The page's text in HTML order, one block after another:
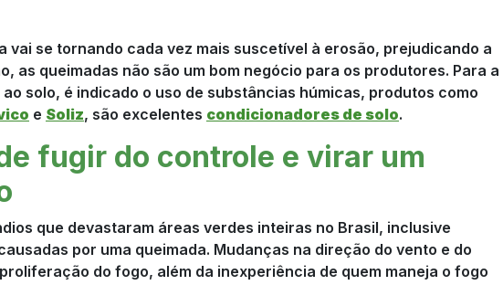
vai se tornando cada vez mais suscetível à erosão, prejudicando a
as queimadas não são um bom negócio para os produtores. Para a
solo, é indicado o uso de substâncias húmicas, produtos como
e Soliz, são excelentes condicionadores de solo.
fugir do controle e virar um
que devastaram áreas verdes inteiras no Brasil, inclusive
por uma queimada. Mudanças na direção do vento e do
do fogo, além da inexperiência de quem maneja o fogo